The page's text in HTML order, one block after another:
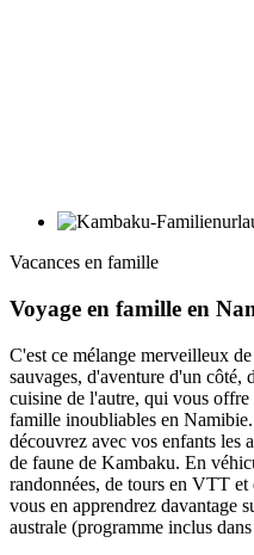
Vacances en famille
Voyage en famille en
C'est ce mélange merveilleux
sauvages, d'aventure d'un côté,
cuisine de l'autre, qui vous
famille inoubliables en
découvrez avec vos enfants les
de faune de Kambaku. En
randonnées, de tours en VTT
vous en apprendrez davantage
australe (programme inclus